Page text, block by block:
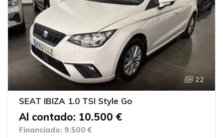
22
SEAT IBIZA 1.0 TSI Style Go
Al contado: 10.500 €
Financiado: 9.500 €